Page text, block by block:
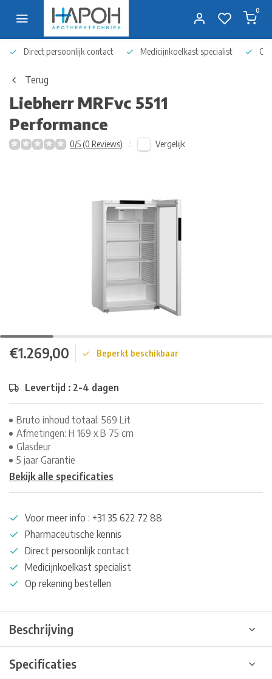
0
Direct persoonlijk contact Medicijnkoelkast specialist Op
Terug
Liebherr MRFvc 5511
Performance
0/5 (0 Reviews) Vergelijk
€1.269,00 Beperkt beschikbaar
Levertijd : 2-4 dagen
Bruto inhoud totaal: 569 Lit
Afmetingen: H 169 x B 75 cm
Glasdeur
5 jaar Garantie
Bekijk alle specificaties
Voor meer info : +31 35 622 72 88
Pharmaceutische kennis
Direct persoonlijk contact
Medicijnkoelkast specialist
Op rekening bestellen
Beschrijving
Specificaties